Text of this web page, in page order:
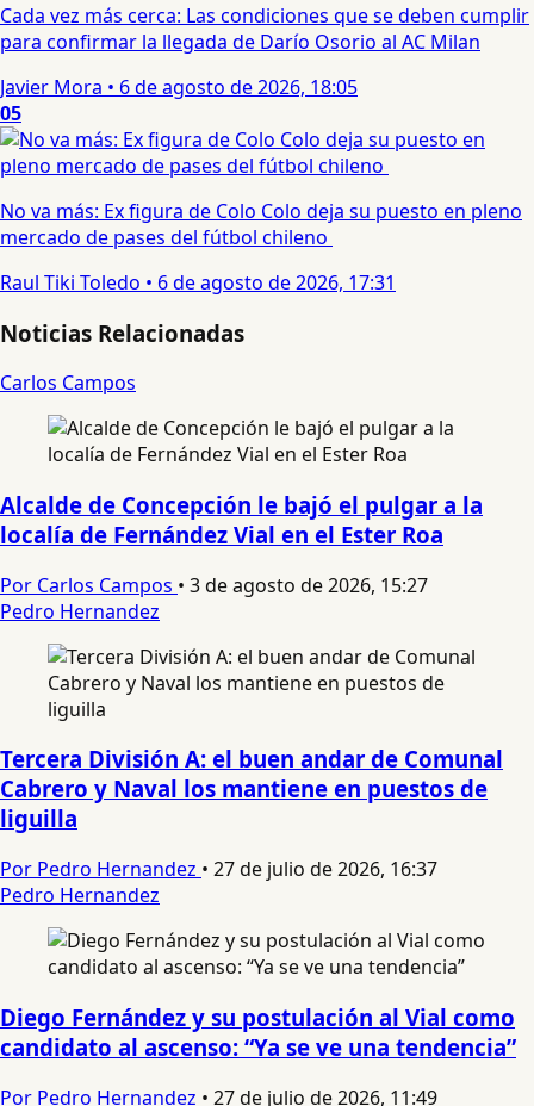
Cada vez más cerca: Las condiciones que se deben cumplir
para confirmar la llegada de Darío Osorio al AC Milan
Javier Mora • 6 de agosto de 2026, 18:05
05
No va más: Ex figura de Colo Colo deja su puesto en pleno
mercado de pases del fútbol chileno
Raul Tiki Toledo • 6 de agosto de 2026, 17:31
Noticias Relacionadas
Carlos Campos
Alcalde de Concepción le bajó el pulgar a la
localía de Fernández Vial en el Ester Roa
Por Carlos Campos • 3 de agosto de 2026, 15:27
Pedro Hernandez
Tercera División A: el buen andar de Comunal
Cabrero y Naval los mantiene en puestos de
liguilla
Por Pedro Hernandez • 27 de julio de 2026, 16:37
Pedro Hernandez
Diego Fernández y su postulación al Vial como
candidato al ascenso: “Ya se ve una tendencia”
Por Pedro Hernandez • 27 de julio de 2026, 11:49